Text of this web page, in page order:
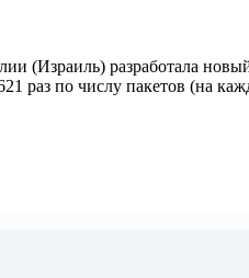
(Израиль) разработала
раз по числу пакетов (на